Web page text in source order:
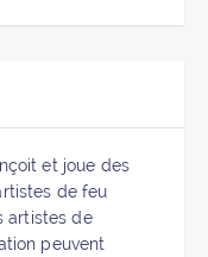
et joue des
de feu
artistes de
peuvent